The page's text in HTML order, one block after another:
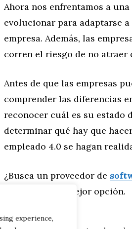
experience,
Ahora nos enfrentamos a
evolucionar para adaptarse
empresa. Además, las
corren el riesgo de no atraer
Antes de que las empresas
comprender las diferencias
reconocer cuál es su estado
determinar qué hay que
empleado 4.0 se hagan
¿Busca un proveedor de
Software es la mejor opción.
Categorías
General